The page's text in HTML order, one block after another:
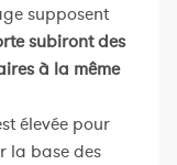
supposent
subiront des
à la même
élevée pour
la base des